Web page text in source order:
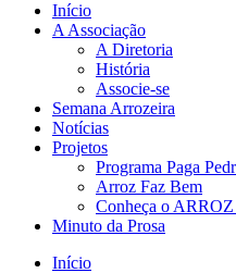
Início
A Associação
A Diretoria
História
Associe-se
Semana Arrozeira
Notícias
Projetos
Programa Paga
Arroz Faz Bem
Conheça o ARROZ
Minuto da Prosa
Início